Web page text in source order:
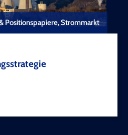
Positionspapiere, Strommarkt